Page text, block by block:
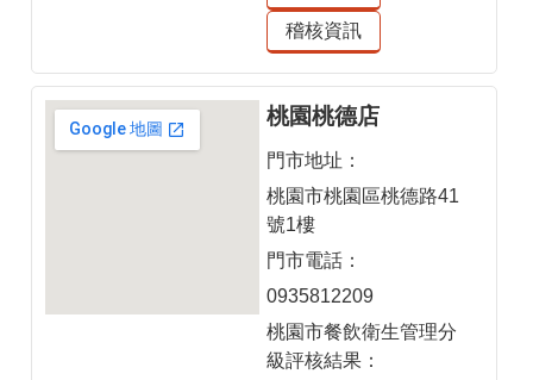
稽核資訊
桃園桃德店
門市地址：
桃園市桃園區桃德路41
號1樓
門市電話：
0935812209
桃園市餐飲衛生管理分
級評核結果：